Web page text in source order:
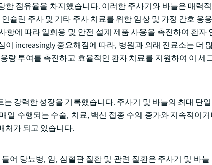
한 점유율을 차지했습니다. 이러한 주사기와 바늘은 매력
슐린 주사 및 기타 주사 치료를 위한 임상 및 가정 간호 응
에 따라 일회용 및 안전 설계 제품 사용을 촉진하여 환자
increasingly 중요해짐에 따라, 병원과 외래 진료소는 더
량 투여를 촉진하고 효율적인 환자 치료를 지원하여 이 세
강력한 성장을 기록했습니다. 주사기 및 바늘의 최대 단
일 수행되는 수술, 치료, 백신 접종 수의 증가와 지속적이
처가 되고 있습니다.
어 당뇨병, 암, 심혈관 질환 및 관련 질환은 주사기 및 바